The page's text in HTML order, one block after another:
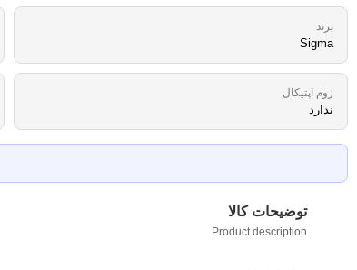
برند
Sigma
زوم اپتیکال
ندارد
توضیحات کالا
Product description